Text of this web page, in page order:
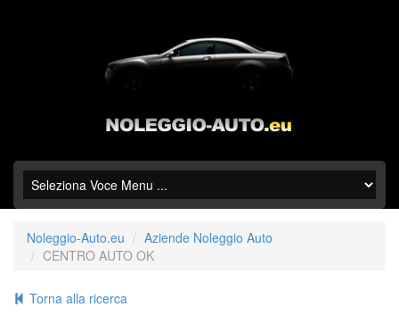
Noleggio-Auto.eu
Aziende Noleggio Auto
CENTRO AUTO OK
Torna alla ricerca